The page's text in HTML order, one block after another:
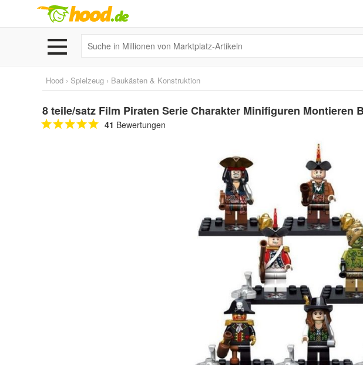
Hood › Spielzeug › Baukästen & Konstruktion
8 teile/satz Film Piraten Serie Charakter Minifiguren Montieren
41 Bewertungen